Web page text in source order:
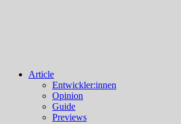
Article
Entwickler:innen
Opinion
Guide
Previews